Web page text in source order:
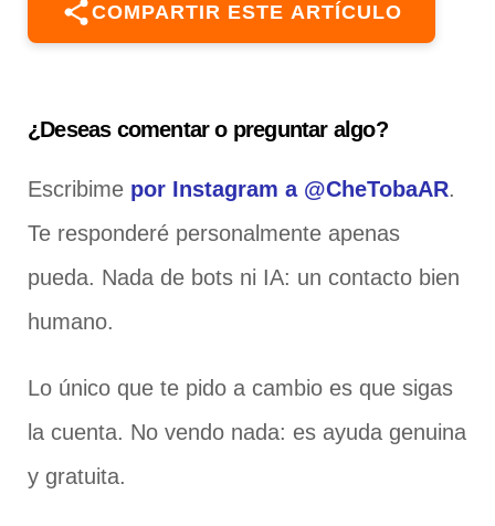
COMPARTIR ESTE ARTÍCULO
¿Deseas comentar o preguntar algo?
Escribime por Instagram a @CheTobaAR.
Te responderé personalmente apenas
pueda. Nada de bots ni IA: un contacto bien
humano.
Lo único que te pido a cambio es que sigas
la cuenta. No vendo nada: es ayuda genuina
y gratuita.